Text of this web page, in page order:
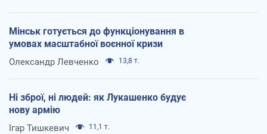
Мінськ готується до функціонування в
умовах масштабної воєнної кризи
Олександр Левченко 13,8 т.
Ні зброї, ні людей: як Лукашенко будує
нову армію
Ігар Тишкевич 11,1 т.